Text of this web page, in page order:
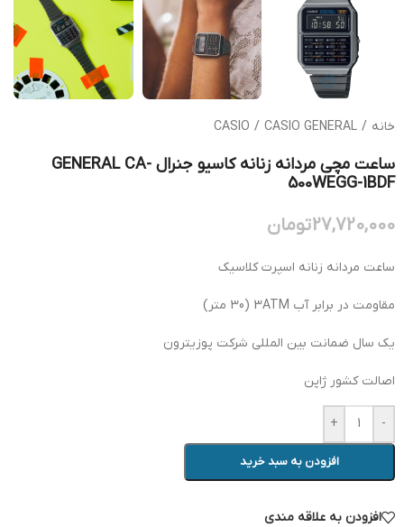
خانه /
CASIO / CASIO GENERAL
ساعت مچی مردانه زنانه کاسیو جنرال GENERAL CA-
500WEGG-1BDF
27,720,000تومان
ساعت مردانه زنانه اسپرت کلاسیک
مقاومت در برابر آب 3ATM (30 متر)
یک سال ضمانت بین المللی شرکت پوزیترون
اصالت کشور ژاپن
-
+
افزودن به سبد خرید
افزودن به علاقه مندی